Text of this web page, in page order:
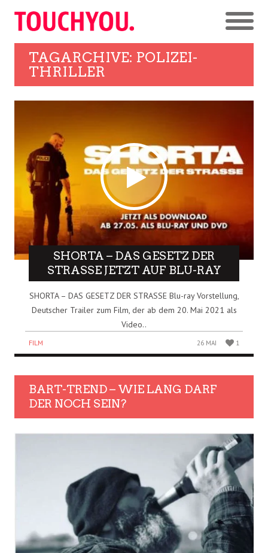
TAGARCHIVE: POLIZEI-
THRILLER
SHORTA – DAS GESETZ DER
STRASSE JETZT AUF BLU-RAY
SHORTA – DAS GESETZ DER STRASSE Blu-ray Vorstellung,
Deutscher Trailer zum Film, der ab dem 20. Mai 2021 als
Video..
FILM 26 MAI 1
BART-TREND – WIE LANG DARF
DER NOCH SEIN?